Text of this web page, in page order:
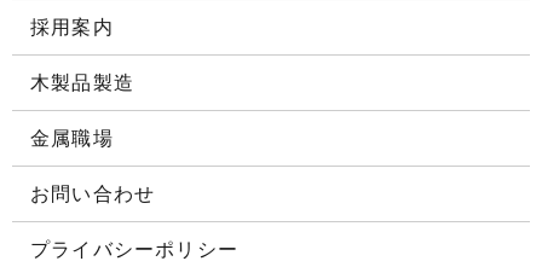
採用案内
木製品製造
金属職場
お問い合わせ
プライバシーポリシー